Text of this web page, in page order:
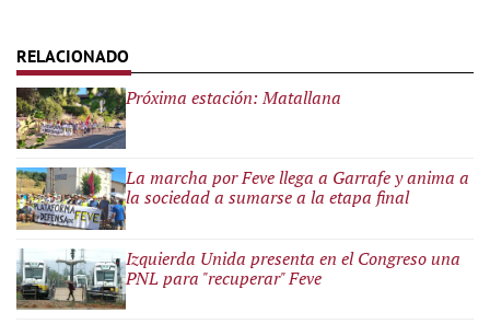
Próxima estación: Matallana
La marcha por Feve llega a Garrafe y anima a
la sociedad a sumarse a la etapa final
Izquierda Unida presenta en el Congreso una
PNL para "recuperar" Feve